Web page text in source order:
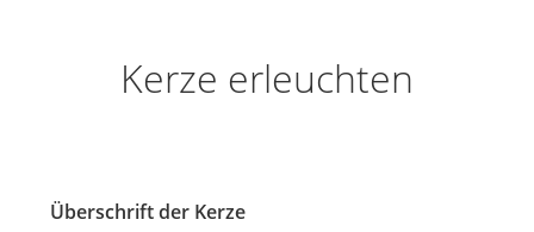
Kerze erleuchten
Überschrift der Kerze